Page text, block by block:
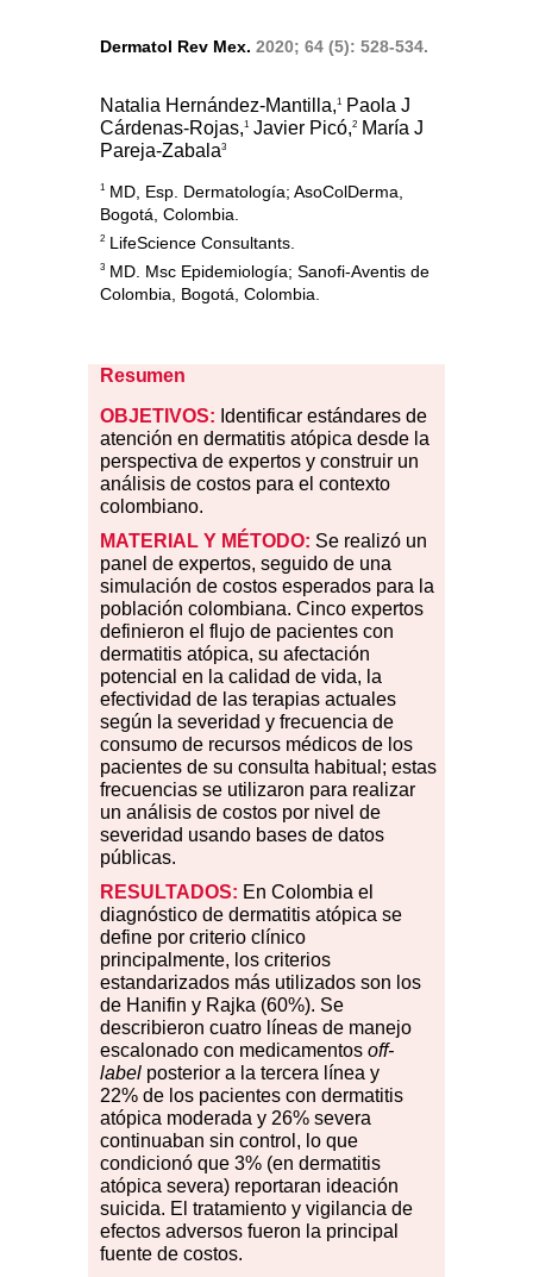
Dermatol Rev Mex. 2020; 64 (5): 528-534.
Natalia Hernández-Mantilla,1
Paola J
Cárdenas-Rojas,1 Javier Picó,2
María J
Pareja-Zabala3
1
MD, Esp. Dermatología; AsoColDerma,
Bogotá, Colombia.
2 LifeScience Consultants.
3 MD. Msc Epidemiología; Sanofi-Aventis de
Colombia, Bogotá, Colombia.
Resumen
OBJETIVOS: Identificar estándares de
atención en dermatitis atópica desde la
perspectiva de expertos y construir un
análisis de costos para el contexto
colombiano.
MATERIAL Y MÉTODO: Se realizó un
panel de expertos, seguido de una
simulación de costos esperados para la
población colombiana. Cinco expertos
definieron el flujo de pacientes con
dermatitis atópica, su afectación
potencial en la calidad de vida, la
efectividad de las terapias actuales
según la severidad y frecuencia de
consumo de recursos médicos de los
pacientes de su consulta habitual; estas
frecuencias se utilizaron para realizar
un análisis de costos por nivel de
severidad usando bases de datos
públicas.
RESULTADOS: En Colombia el
diagnóstico de dermatitis atópica se
define por criterio clínico
principalmente, los criterios
estandarizados más utilizados son los
de Hanifin y Rajka (60%). Se
describieron cuatro líneas de manejo
escalonado con medicamentos off-
label posterior a la tercera línea y
22% de los pacientes con dermatitis
atópica moderada y 26% severa
continuaban sin control, lo que
condicionó que 3% (en dermatitis
atópica severa) reportaran ideación
suicida. El tratamiento y vigilancia de
efectos adversos fueron la principal
fuente de costos.